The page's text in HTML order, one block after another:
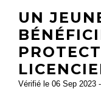
UN
Vérifié le 06 Sep 2023